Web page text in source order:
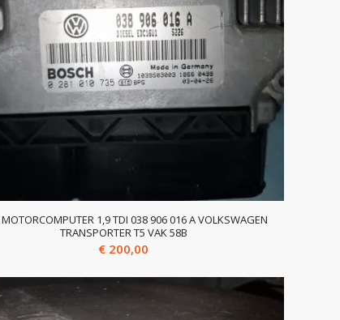
MOTORCOMPUTER 1,9 TDI 038 906 016 A VOLKSWAGEN
TRANSPORTER T5 VAK 58B
€ 200,00